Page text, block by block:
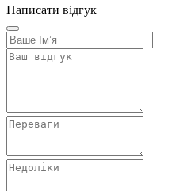
Написати відгук